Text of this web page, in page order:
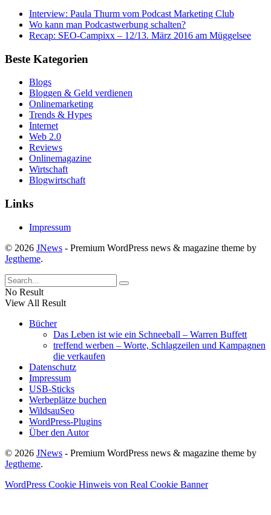
Interview: Paula Thurm vom Podcast Marketing Club
Wo kann man Podcastwerbung schalten?
Recap: SEO-Campixx – 12/13. März 2016 am Müggelsee
Beste Kategorien
Blogs
Bloggen & Geld verdienen
Onlinemarketing
Trends & Hypes
Internet
Web 2.0
Reviews
Onlinemagazine
Wirtschaft
Blogwirtschaft
Links
Impressum
© 2026 JNews - Premium WordPress news & magazine theme by
Jegtheme.
No Result
View All Result
Bücher
Das Leben ist wie ein Schneeball – Warren Buffett
treffend werben – Worte, Schlagzeilen und Kampagnen
die verkaufen
Datenschutz
Impressum
USB-Sticks
Werbeplätze buchen
WildsauSeo
WordPress-Plugins
Über den Autor
© 2026 JNews - Premium WordPress news & magazine theme by
Jegtheme.
WordPress Cookie Hinweis von Real Cookie Banner